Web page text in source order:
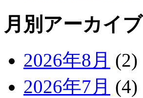
月別アーカイブ
2026年8月 (2)
2026年7月 (4)